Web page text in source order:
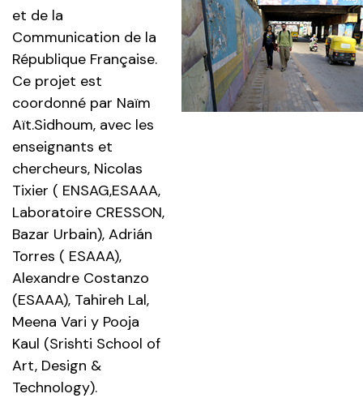
et de la
Communication de la
République Française.
Ce projet est
coordonné par Naïm
Aït.Sidhoum, avec les
enseignants et
chercheurs, Nicolas
Tixier ( ENSAG,ESAAA,
Laboratoire CRESSON,
Bazar Urbain), Adrián
Torres ( ESAAA),
Alexandre Costanzo
(ESAAA), Tahireh Lal,
Meena Vari y Pooja
Kaul (Srishti School of
Art, Design &
Technology).